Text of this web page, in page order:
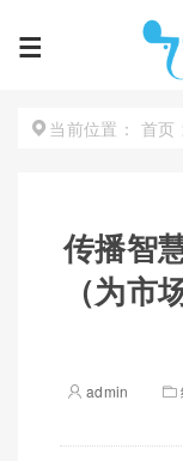
当前位置： 首页
传播智
（为
admin